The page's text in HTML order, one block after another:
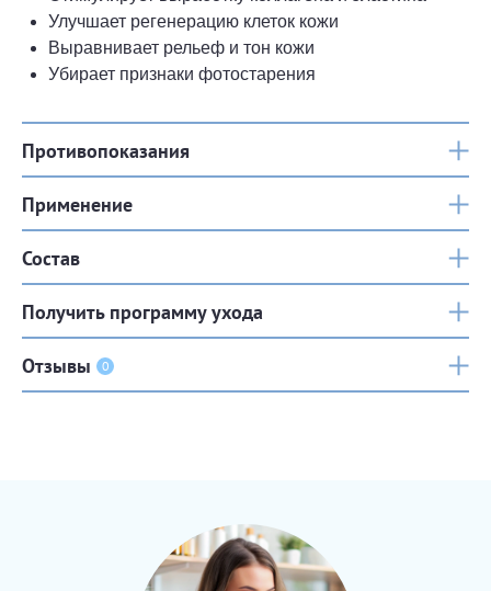
Улучшает регенерацию клеток кожи
Выравнивает рельеф и тон кожи
Убирает признаки фотостарения
Противопоказания
Применение
Состав
Получить программу ухода
Отзывы 0